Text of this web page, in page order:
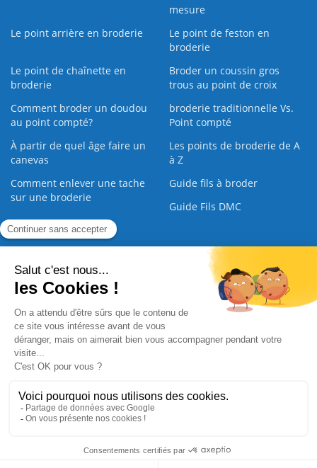
mesure
Le point arrière en broderie
Le point de feston en
broderie
Le point de chaînette en
broderie
Broder un coussin gros
trous au point de croix
Comment broder un doudou
au point compté?
broderie traditionnelle Vs.
Point compté
À partir de quel âge faire un
canevas
Les points de broderie de A
à Z
Comment enlever une tache
sur une broderie
Guide fils à broder
Guide Fils DMC
Guide de la Broderie
Commande Papier Qui sommes nous Nous contacter |
Paiement sécurisé
2008 - 2026 © CreaMagic. ALL Rights Reserved.